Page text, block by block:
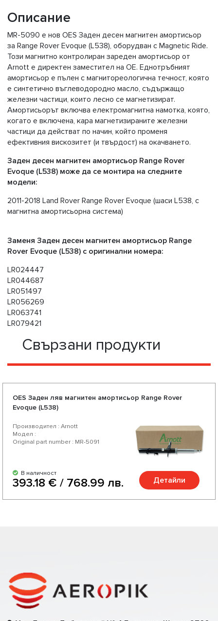
Описание
MR-5090 е нов OES Заден десен магнитен амортисьор
за Range Rover Evoque (L538), оборудван с Magnetic Ride.
Този магнитно контролиран зареден амортисьор от
Arnott е директен заместител на OE. Еднотръбният
амортисьор е пълен с магнитореологична течност, която
е синтетично въглеводородно масло, съдържащо
железни частици, които лесно се магнетизират.
Амортисьорът включва електромагнитна намотка, която,
когато е включена, кара магнетизираните железни
частици да действат по начин, който променя
ефективния вискозитет (и твърдост) на окачването.
Заден десен магнитен амортисьор Range Rover
Evoque (L538) може да се монтира на следните
модели:
2011-2018 Land Rover Range Rover Evoque (шаси L538, с
магнитна амортисьорна система)
Заменя Заден десен магнитен амортисьор Range
Rover Evoque (L538) с оригинални номера:
LR024447
LR044687
LR051497
LR056269
LR063741
LR079421
Свързани продукти
OES Заден ляв магнитен амортисьор Range Rover
Evoque (L538)
Производител : Arnott
Модел :
Original part number : MR-5091
В наличност
393.18 € / 768.99 лв. Детайли